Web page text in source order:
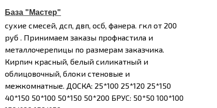
База "Мастер"
сухие смесей, дсп, двп, осб, фанера. гкл от 200
руб . Принимаем заказы профнастила и
металлочерепицы по размерам заказчика.
Кирпич красный, белый силикатный и
облицовочный, блоки стеновые и
межкомнатные. ДОСКА: 25*100 25*120 25*150
40*150 50*100 50*150 50*200 БРУС: 50*50 100*100